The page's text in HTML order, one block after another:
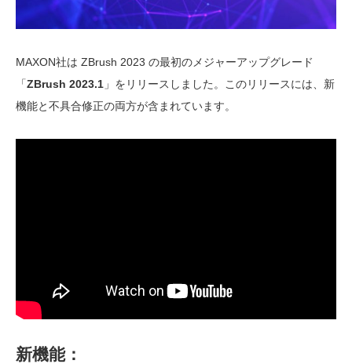
MAXON社は ZBrush 2023 の最初のメジャーアップグレード
「ZBrush 2023.1 」をリリースしました。このリリースには、新
機能と不具合修正の両方が含まれています。
新機能：